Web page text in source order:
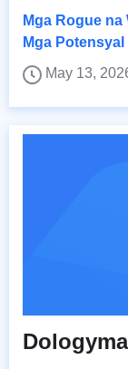
Mga Rogue na
Mga
May 13,